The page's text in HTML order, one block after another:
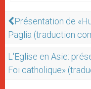
Présentation de
Paglia (traduction
L'Eglise en Asie:
Foi catholique»